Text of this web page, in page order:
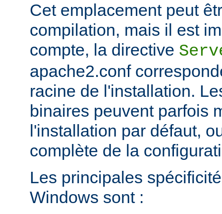
Cet emplacement peut
compilation, mais il est
compte, la directive
apache2.conf
racine de l'installation.
binaires peuvent parfois
l'installation par défaut,
complète de la
Les principales
Windows sont :